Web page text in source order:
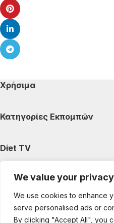
We value your privacy
We use cookies to enhance
serve personalised ads or
By clicking "Accept All", you
Χρήσιμα
Κατηγορίες Εκπομπών
Diet TV
Κατηγορίες Άρθρων
Ακολουθήστε μας